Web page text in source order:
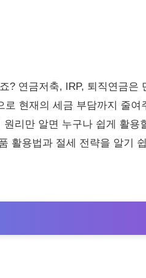
? 연금저축, IRP, 퇴직연금은
현재의 세금 부담까지 줄여
리만 알면 누구나 쉽게 활용
활용법과 절세 전략을 알기